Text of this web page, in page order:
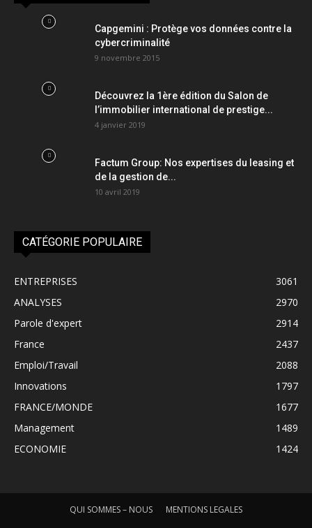
Capgemini : Protège vos données contre la
cybercriminalité
9 novembre 2015
Découvrez la 1ère édition du Salon de
l’immobilier international de prestige...
4 janvier 2019
Factum Group: Nos expertises du leasing et
de la gestion de...
10 avril 2019
CATÉGORIE POPULAIRE
ENTREPRISES
3061
ANALYSES
2970
Parole d'expert
2914
France
2437
Emploi/Travail
2088
Innovations
1797
FRANCE/MONDE
1677
Management
1489
ECONOMIE
1424
QUI SOMMES – NOUS MENTIONS LEGALES